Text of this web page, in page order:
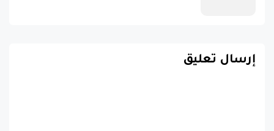
إرسال تعليق